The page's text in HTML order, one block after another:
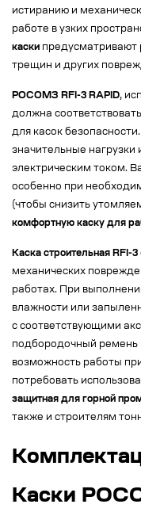
истиранию и
работе в узких
каски предусматривают
трещин и других
РОСОМЗ RFI-3 RAPID,
должна
для касок
значительные
электрическим током.
особенно при
(чтобы снизить
комфортную каску для
Каска строительная RFI-3
механических
работах. При
влажности или
с соответствующими
подбородочный ремень
возможность работы
потребовать
защитная для горной
также и строителям
Каски